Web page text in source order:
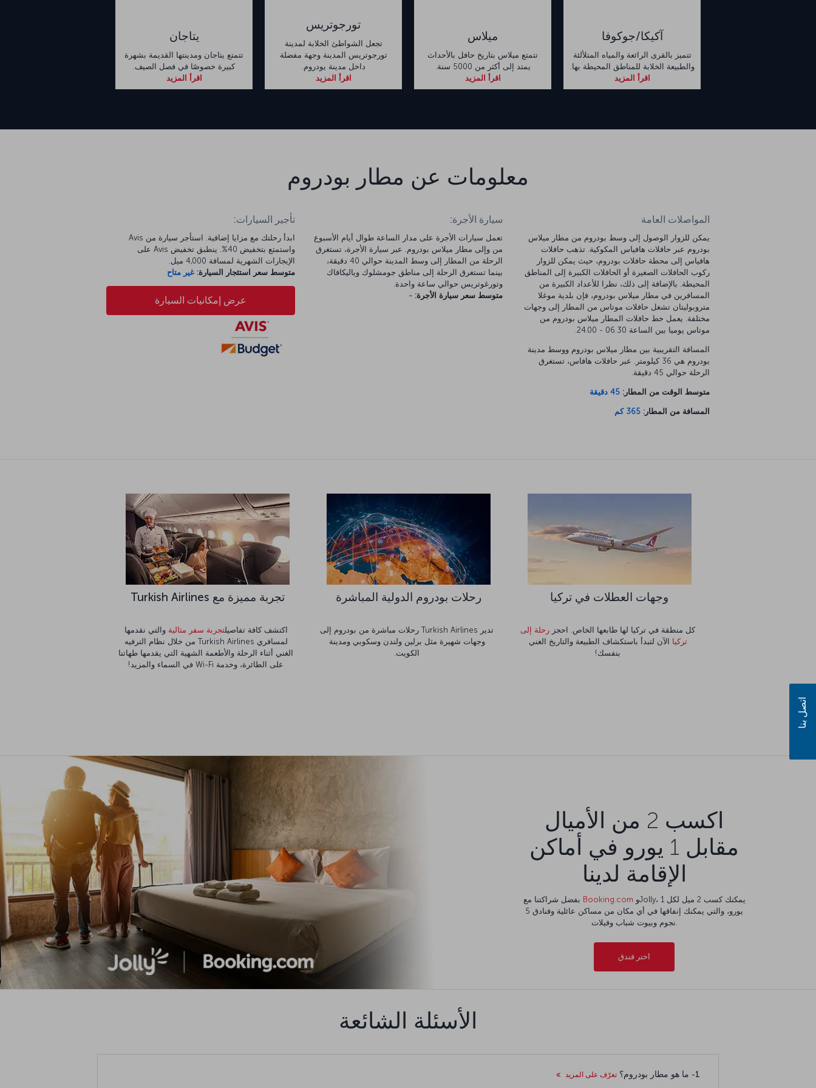
آكيكا/جوكوفا
تتميز بالقرى الرائعة والمياه المتلألئة
والطبيعة الخلابة للمناطق المحيطة بها.
اقرأ المزيد
ميلاس
تتمتع ميلاس بتاريخ حافل بالأحداث
يمتد إلى أكثر من 5000 سنة.
اقرأ المزيد
تورجوتريس
تجعل الشواطئ الخلابة لمدينة
تورجوتريس المدينة وجهة مفضلة
داخل مدينة يودروم.
اقرأ المزيد
يتاجان
تتمتع يتاجان ومدينتها القديمة بشهرة
كبيرة خصوصًا في فصل الصيف.
اقرأ المزيد
معلومات عن مطار بودروم
المواصلات العامة
يمكن للزوار الوصول إلى وسط بودروم من مطار ميلاس
بودروم عبر حافلات هافياس المكوكية. تذهب حافلات
هافياس إلى محطة حافلات بودروم، حيث يمكن للزوار
ركوب الحافلات الصغيرة أو الحافلات الكبيرة إلى المناطق
المحيطة. بالإضافة إلى ذلك، نظرا للأعداد الكبيرة من
المسافرين في مطار ميلاس بودروم، فإن بلدية موغلا
متروبوليتان تشغل حافلات موتاس من المطار إلى وجهات
مختلفة. يعمل خط حافلات المطار ميلاس بودروم من
موتاس يوميا بين الساعة 06.30 - 24.00.
المسافة التقريبية بين مطار ميلاس بودروم ووسط مدينة
بودروم هي 36 كيلومتر. عبر حافلات هافاس، تستغرق
الرحلة حوالي 45 دقيقة.
متوسط الوقت من المطار: 45 دقيقة
المسافة من المطار: 365 كم
سيارة الأجرة:
تعمل سيارات الأجرة على مدار الساعة طوال أيام الأسبوع
من وإلى مطار ميلاس بودروم. عبر سيارة الأجرة، تستغرق
الرحلة من المطار إلى وسط المدينة حوالي 40 دقيقة،
بينما تستغرق الرحلة إلى مناطق جومشلوك وياليكافاك
وتورغوتريس حوالي ساعة واحدة.
متوسط سعر سيارة الأجرة: -
تأجير السيارات:
ابدأ رحلتك مع مزايا إضافية. استأجر سيارة من Avis
واستمتع بتخفيض 40%. ينطبق تخفيض Avis على
الإيجارات الشهرية لمسافة 4,000 ميل.
متوسط سعر استئجار السيارة: غير متاح
عرض إمكانيات السيارة
وجهات العطلات في تركيا
كل منطقة في تركيا لها طابعها الخاص. احجز رحلة إلى
تركيا الآن لتبدأ باستكشاف الطبيعة والتاريخ الغني
بنفسك!
رحلات بودروم الدولية المباشرة
تدير Turkish Airlines رحلات مباشرة من بودروم إلى
وجهات شهيرة مثل برلين ولندن وسكوبي ومدينة
الكويت.
تجربة مميزة مع Turkish Airlines
اكتشف كافة تفاصيلتجربة سفر مثالية والتي نقدمها
لمسافري Turkish Airlines من خلال نظام الترفيه
الغني أثناء الرحلة والأطعمة الشهية التي يقدمها طهاتنا
على الطائرة، وخدمة Wi-Fi في السماء والمزيد!
اكسب 2 من الأميال
مقابل 1 يورو في أماكن
الإقامة لدينا
Booking.com
يورو، والتي يمكنك إنفاقها في أي مكان من مساكن عائلية وفنادق 5
نجوم وبيوت شباب وفيلات.
اختر فندق
الأسئلة الشائعة
1- ما هو مطار بودروم؟ تعرّف على المزيد
اتصل بنا